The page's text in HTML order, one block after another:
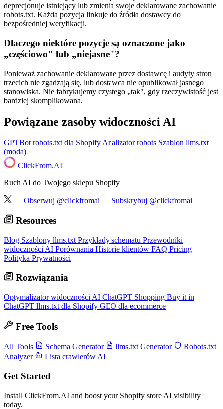
deprecjonuje istniejący lub zmienia swoje deklarowane zachowanie
robots.txt. Każda pozycja linkuje do źródła dostawcy do
bezpośredniej weryfikacji.
Dlaczego niektóre pozycje są oznaczone jako
„częściowo" lub „niejasne"?
Ponieważ zachowanie deklarowane przez dostawcę i audyty stron
trzecich nie zgadzają się, lub dostawca nie opublikował jasnego
stanowiska. Nie fabrykujemy czystego „tak", gdy rzeczywistość jest
bardziej skomplikowana.
Powiązane zasoby widoczności AI
GPTBot robots.txt dla Shopify Analizator robots Szablon llms.txt
(moda)
ClickFrom.AI
Ruch AI do Twojego sklepu Shopify
Obserwuj @clickfromai Subskrybuj @clickfromai
Resources
Blog Szablony llms.txt Przykłady schematu Przewodniki
widoczności AI Porównania Historie klientów FAQ Pricing
Polityka Prywatności
Rozwiązania
Optymalizator widoczności AI ChatGPT Shopping Buy it in
ChatGPT llms.txt dla Shopify GEO dla ecommerce
Free Tools
All Tools Schema Generator llms.txt Generator
Robots.txt
Analyzer
Lista crawlerów AI
Get Started
Install ClickFrom.AI and boost your Shopify store AI visibility
today.